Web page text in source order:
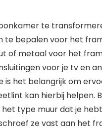
te
te bepalen voor het
of metaal voor het
voor je tv en
is het belangrijk om
kan hierbij helpen.
type muur dat je
ze vast aan het